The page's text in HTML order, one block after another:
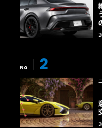
No 2